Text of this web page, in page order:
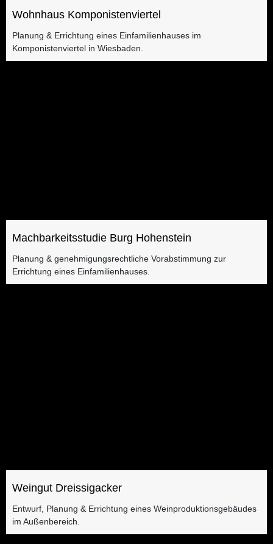
Wohnhaus Komponistenviertel
Planung & Errichtung eines Einfamilienhauses im
Komponistenviertel in Wiesbaden.
Machbarkeitsstudie Burg Hohenstein
Planung & genehmigungsrechtliche Vorabstimmung zur
Errichtung eines Einfamilienhauses.
Weingut Dreissigacker
Entwurf, Planung & Errichtung eines Weinproduktionsgebäudes
im Außenbereich.